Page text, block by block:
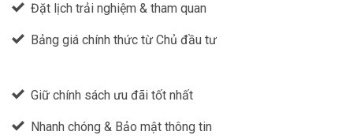
Đặt lịch trải nghiệm & tham quan
Bảng giá chính thức từ Chủ đầu tư
Giữ chính sách ưu đãi tốt nhất
Nhanh chóng & Bảo mật thông tin